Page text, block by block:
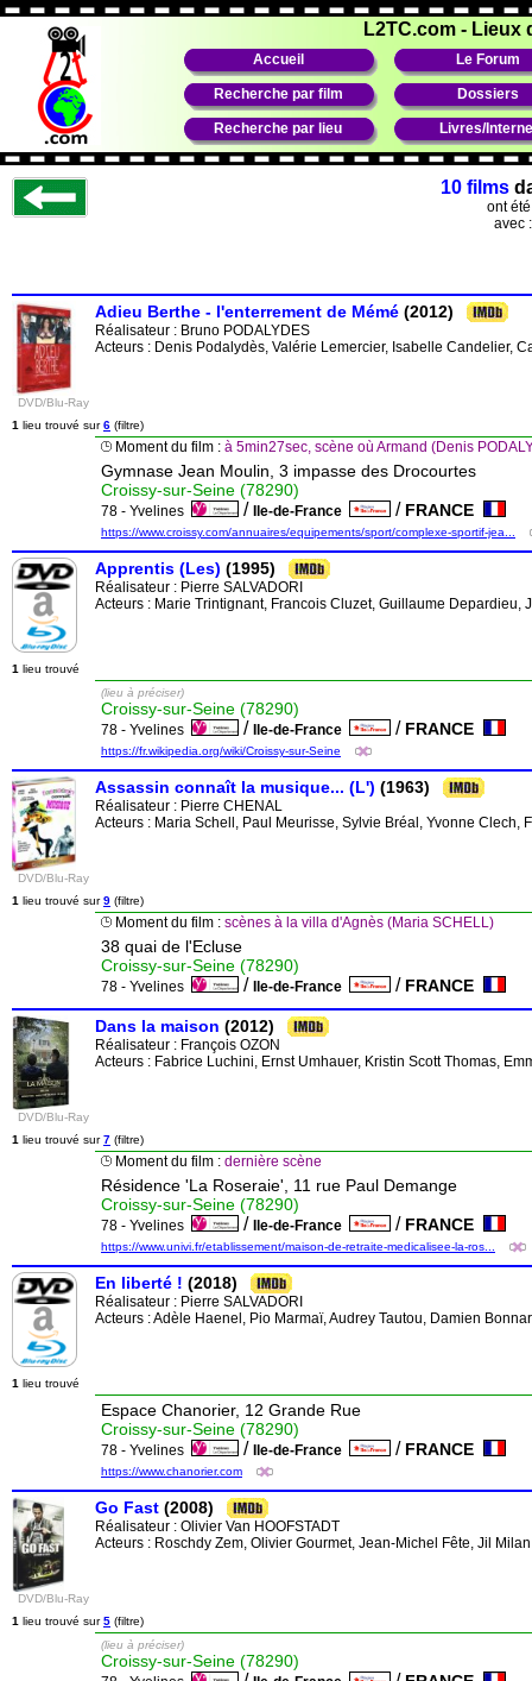
L2TC.com - Lieux
Accueil Le Forum
Recherche par film Dossiers
Recherche par lieu Livres/
10 films
ont
avec
DVD/Blu-Ray
Adieu Berthe - l'enterrement de Mémé (2012)
Réalisateur : Bruno PODALYDES
Acteurs : Denis Podalydès, Valérie Lemercier, Isabelle Candelier,
1 lieu trouvé sur6 (filtre)
Moment du film : à 5min27sec, scène où Armand (Denis
Gymnase Jean Moulin, 3 impasse des Drocourtes
Croissy-sur-Seine (78290)
78 - Yvelines / Ile-de-France / FRANCE
https://www.croissy.com/annuaires/equipements/sport/complexe-sportif-jea...
Apprentis (Les) (1995)
Réalisateur : Pierre SALVADORI
Acteurs : Marie Trintignant, Francois Cluzet, Guillaume
1 lieu trouvé
(lieu à préciser)
Croissy-sur-Seine (78290)
78 - Yvelines / Ile-de-France / FRANCE
https://fr.wikipedia.org/wiki/Croissy-sur-Seine
DVD/Blu-Ray
Assassin connaît la musique... (L') (1963)
Réalisateur : Pierre CHENAL
Acteurs : Maria Schell, Paul Meurisse, Sylvie Bréal, Yvonne Clech,
1 lieu trouvé sur9 (filtre)
Moment du film : scènes à la villa d'Agnès (Maria SCHELL)
38 quai de l'Ecluse
Croissy-sur-Seine (78290)
78 - Yvelines / Ile-de-France / FRANCE
DVD/Blu-Ray
Dans la maison (2012)
Réalisateur : François OZON
Acteurs : Fabrice Luchini, Ernst Umhauer, Kristin Scott Thomas,
1 lieu trouvé sur7 (filtre)
Moment du film : dernière scène
Résidence 'La Roseraie', 11 rue Paul Demange
Croissy-sur-Seine (78290)
78 - Yvelines / Ile-de-France / FRANCE
https://www.univi.fr/etablissement/maison-de-retraite-medicalisee-la-ros...
En liberté ! (2018)
Réalisateur : Pierre SALVADORI
Acteurs : Adèle Haenel, Pio Marmaï, Audrey Tautou, Damien
1 lieu trouvé
Espace Chanorier, 12 Grande Rue
Croissy-sur-Seine (78290)
78 - Yvelines / Ile-de-France / FRANCE
https://www.chanorier.com
DVD/Blu-Ray
Go Fast (2008)
Réalisateur : Olivier Van HOOFSTADT
Acteurs : Roschdy Zem, Olivier Gourmet, Jean-Michel Fête, Jil
1 lieu trouvé sur5 (filtre)
(lieu à préciser)
Croissy-sur-Seine (78290)